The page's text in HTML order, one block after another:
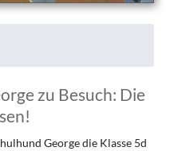
zu Besuch: Die
George die Klasse 5d